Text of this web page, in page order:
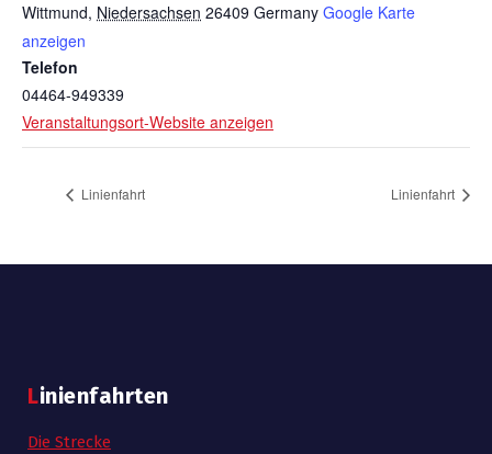
Wittmund, Niedersachsen 26409 Germany Google Karte
anzeigen
Telefon
04464-949339
Veranstaltungsort-Website anzeigen
Linienfahrt Linienfahrt
Linienfahrten
Die Strecke